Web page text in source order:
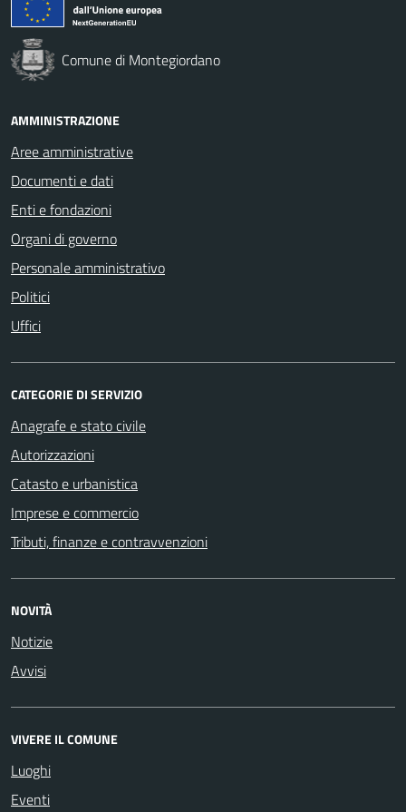
Comune di Montegiordano
AMMINISTRAZIONE
Aree amministrative
Documenti e dati
Enti e fondazioni
Organi di governo
Personale amministrativo
Politici
Uffici
CATEGORIE DI SERVIZIO
Anagrafe e stato civile
Autorizzazioni
Catasto e urbanistica
Imprese e commercio
Tributi, finanze e contravvenzioni
NOVITÀ
Notizie
Avvisi
VIVERE IL COMUNE
Luoghi
Eventi